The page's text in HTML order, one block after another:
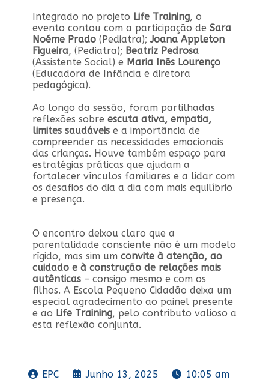
Integrado no projeto Life Training, o
evento contou com a participação de Sara
Noéme Prado (Pediatra);Joana Appleton
Figueira, (Pediatra); Beatriz Pedrosa
(Assistente Social) e Maria Inês Lourenço
(Educadora de Infância e diretora
pedagógica).
Ao longo da sessão, foram partilhadas
reflexões sobre escuta ativa, empatia,
limites saudáveise a importância de
compreender as necessidades emocionais
das crianças. Houve também espaço para
estratégias práticas que ajudam a
fortalecer vínculos familiares e a lidar com
os desafios do dia a dia com mais equilíbrio
e presença.
O encontro deixou claro que a
parentalidade consciente não é um modelo
rígido, mas sim um convite à atenção, ao
cuidado e à construção de relações mais
autênticas– consigo mesmo e com os
filhos. A Escola Pequeno Cidadão deixa um
especial agradecimento ao painel presente
e ao Life Training, pelo contributo valioso a
esta reflexão conjunta.
EPC Junho 13, 2025 10:05 am